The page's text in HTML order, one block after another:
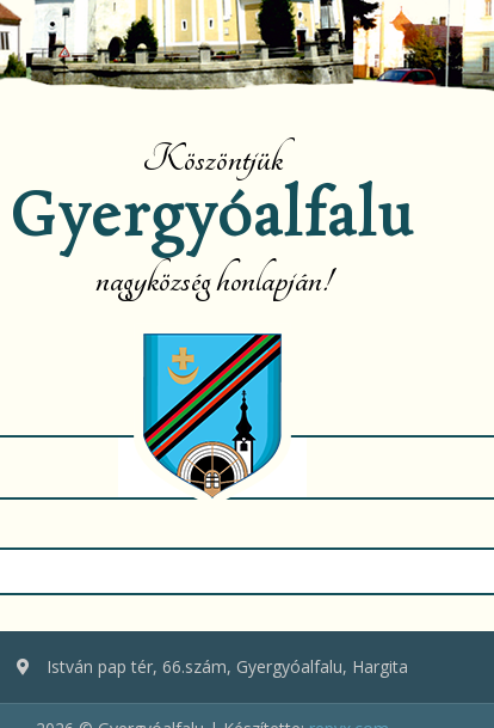
Köszöntjük
Gyergyóalfalu
nagyközség honlapján!
István pap tér, 66.szám, Gyergyóalfalu, Hargita